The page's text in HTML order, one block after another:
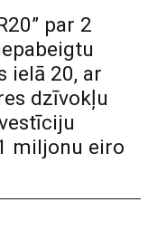
par 2
ielā 20, ar
dzīvokļu
miljonu eiro